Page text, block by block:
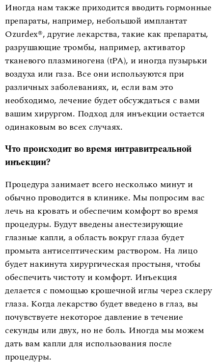
Иногда нам также приходится вводить гормонные
препараты, например, небольшой имплантат
Ozurdex®, другие лекарства, такие как препараты,
разрушающие тромбы, например, активатор
тканевого плазминогена (tPA), и иногда пузырьки
воздуха или газа. Все они используются при
различных заболеваниях, и, если вам это
необходимо, лечение будет обсуждаться с вами
вашим хирургом. Подход для инъекции остается
одинаковым во всех случаях.
Что происходит во время интравитреальной
инъекции?
Процедура занимает всего несколько минут и
обычно проводится в клинике. Мы попросим вас
лечь на кровать и обеспечим комфорт во время
процедуры. Будут введены анестезирующие
глазные капли, а область вокруг глаза будет
промыта антисептическим раствором. На лицо
будет накинута хирургическая простыня, чтобы
обеспечить чистоту и комфорт. Инъекция
делается с помощью крошечной иглы через склеру
глаза. Когда лекарство будет введено в глаз, вы
почувствуете некоторое давление в течение
секунды или двух, но не боль. Иногда мы можем
дать вам капли для использования после
процедуры.